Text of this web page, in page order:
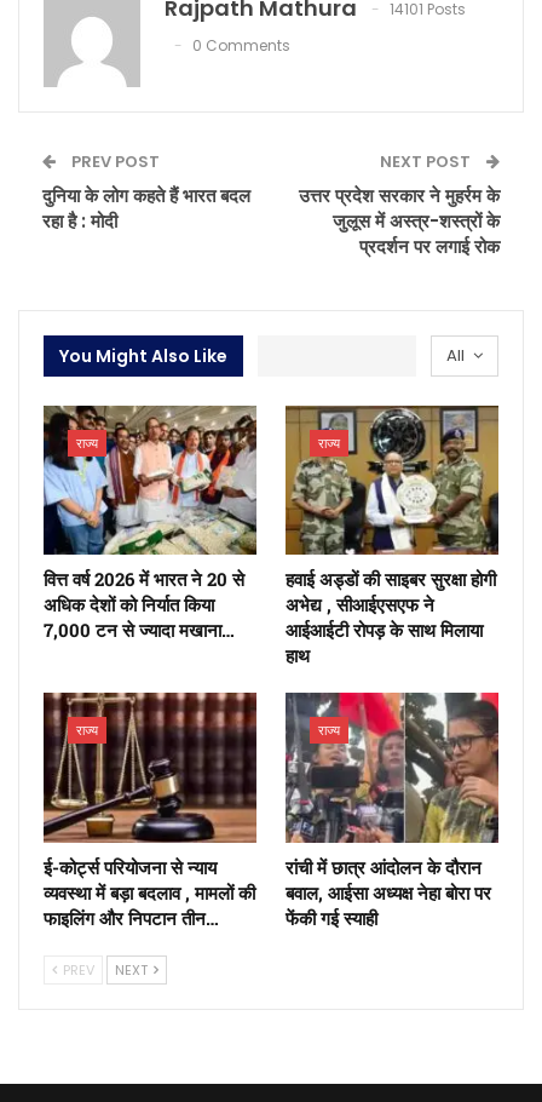
Rajpath Mathura
14101 Posts
0 Comments
PREV POST
दुनिया के लोग कहते हैं भारत बदल
रहा है : मोदी
NEXT POST
उत्तर प्रदेश सरकार ने मुहर्रम के
जुलूस में अस्त्र-शस्त्रों के
प्रदर्शन पर लगाई रोक
All
You Might Also Like
राज्य
वित्त वर्ष 2026 में भारत ने 20 से
अधिक देशों को निर्यात किया
7,000 टन से ज्यादा मखाना…
राज्य
हवाई अड्डों की साइबर सुरक्षा होगी
अभेद्य , सीआईएसएफ ने
आईआईटी रोपड़ के साथ मिलाया
हाथ
राज्य
ई-कोर्ट्स परियोजना से न्याय
व्यवस्था में बड़ा बदलाव , मामलों की
फाइलिंग और निपटान तीन…
राज्य
रांची में छात्र आंदोलन के दौरान
बवाल, आईसा अध्यक्ष नेहा बोरा पर
फेंकी गई स्याही
PREV NEXT